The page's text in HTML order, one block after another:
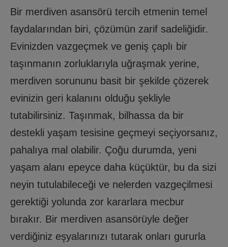
Bir merdiven asansörü tercih etmenin temel
faydalarından biri, çözümün zarif sadeliğidir.
Evinizden vazgeçmek ve geniş çaplı bir
taşınmanın zorluklarıyla uğraşmak yerine,
merdiven sorununu basit bir şekilde çözerek
evinizin geri kalanını olduğu şekliyle
tutabilirsiniz. Taşınmak, bilhassa da bir
destekli yaşam tesisine geçmeyi seçiyorsanız,
pahalıya mal olabilir. Çoğu durumda, yeni
yaşam alanı epeyce daha küçüktür, bu da sizi
neyin tutulabileceği ve nelerden vazgeçilmesi
gerektiği yolunda zor kararlara mecbur
bırakır. Bir merdiven asansörüyle değer
verdiğiniz eşyalarınızı tutarak onları gururla